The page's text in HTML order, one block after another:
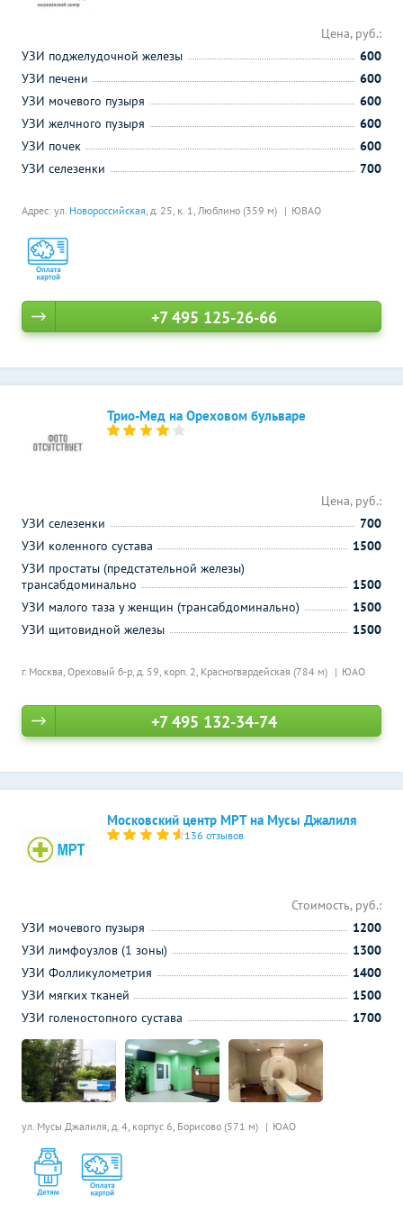
Адрес: ул. Новороссийская, д. 25, к. 1, Люблино (359 м) ЮВАО
Цена, руб.:
УЗИ поджелудочной железы
600
УЗИ печени
600
УЗИ мочевого пузыря
600
УЗИ желчного пузыря
600
УЗИ почек
600
УЗИ селезенки
700
+7 495 125-26-66
Трио-Мед на Ореховом бульваре
г. Москва, Ореховый б-р, д. 59, корп. 2, Красногвардейская (784 м) ЮАО
Цена, руб.:
УЗИ селезенки
700
УЗИ коленного сустава
1500
УЗИ простаты (предстательной железы)
трансабдоминально
1500
УЗИ малого таза у женщин (трансабдоминально)
1500
УЗИ щитовидной железы
1500
+7 495 132-34-74
Московский центр МРТ на Мусы Джалиля
136 отзывов
ул. Мусы Джалиля, д. 4, корпус 6, Борисово (571 м) ЮАО
Стоимость, руб.:
УЗИ мочевого пузыря
1200
УЗИ лимфоузлов (1 зоны)
1300
УЗИ Фолликулометрия
1400
УЗИ мягких тканей
1500
УЗИ голеностопного сустава
1700